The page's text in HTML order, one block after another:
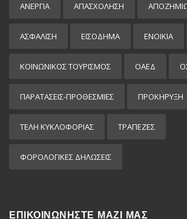
ΑΝΕΡΓΙΑ ΑΠΑΣΧΟΛΗΣΗ
ΑΣΦΑΛΙΣΗ ΕΙΣΌΔΗΜΑ ΕΝΟΙΚΙΑ
ΚΟΙΝΩΝΙΚΟΣ ΤΟΥΡΙΣΜΟΣ ΟΑΕΔ
ΠΑΡΑΤΑΣΕΙΣ-ΠΡΟΘΕΣΜΙΕΣ ΠΡΟΚΉΡΥΞΗ
ΤΕΛΗ ΚΥΚΛΟΦΟΡΙΑΣ ΤΡΑΠΕΖΕΣ
ΦΟΡΟΛΟΓΙΚΕΣ ΔΗΛΩΣΕΙΣ
ΕΠΙΚΟΙΝΩΝΗΣΤΕ ΜΑΖΙ ΜΑΣ